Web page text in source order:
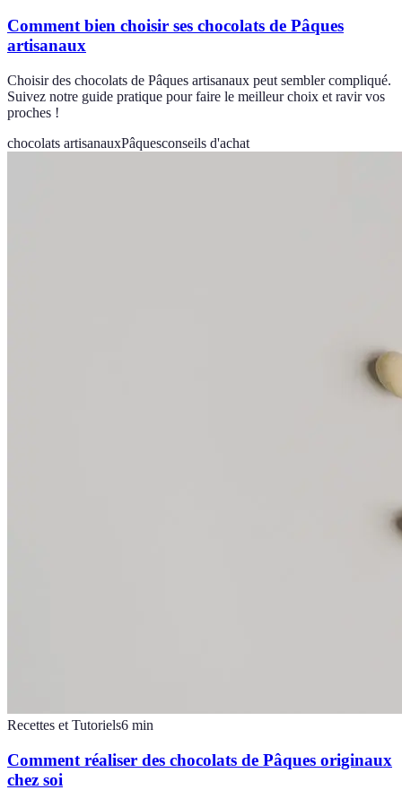
Comment bien choisir ses chocolats de Pâques
artisanaux
Choisir des chocolats de Pâques artisanaux peut sembler compliqué.
Suivez notre guide pratique pour faire le meilleur choix et ravir vos
proches !
chocolats artisanauxPâquesconseils d'achat
Recettes et Tutoriels6 min
Comment réaliser des chocolats de Pâques originaux
chez soi